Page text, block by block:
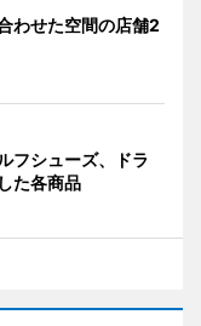
わせた空間の店舗2
フシューズ、ドラ
た各商品